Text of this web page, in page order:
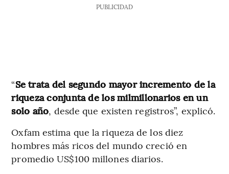
PUBLICIDAD
“Se trata del segundo mayor incremento de la
riqueza conjunta de los milmillonarios en un
solo año, desde que existen registros”, explicó.
Oxfam estima que la riqueza de los diez
hombres más ricos del mundo creció en
promedio US$100 millones diarios.